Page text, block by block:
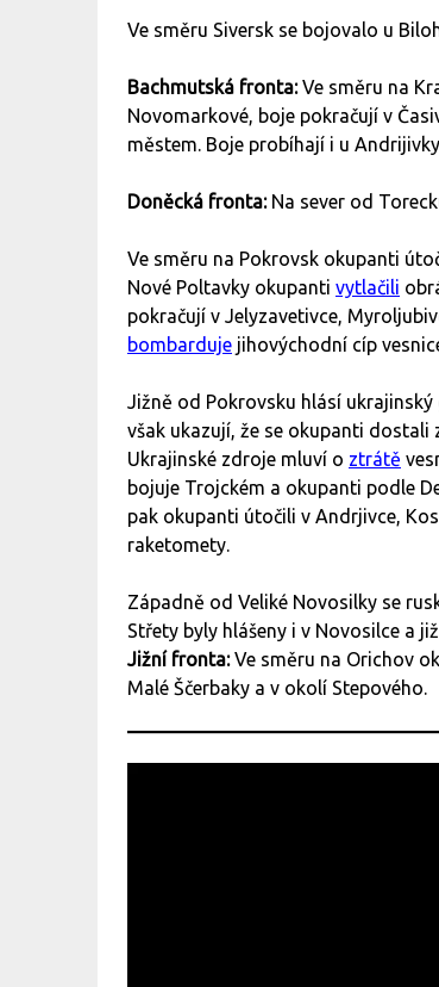
Ve směru Siversk se bojovalo u
Bachmutská fronta:Ve směru na
Novomarkové, boje pokračují v
městem. Boje probíhají i u
Doněcká fronta: Na sever od
Ve směru na Pokrovsk okupanti
Nové Poltavky okupanti vytlačili
pokračují v Jelyzavetivce,
bombarduje jihovýchodní cíp
Jižně od Pokrovsku hlásí
však ukazují, že se okupanti
Ukrajinské zdroje mluví o ztrátě
bojuje Trojckém a okupanti podle
pak okupanti útočili v Andrjivce,
raketomety.
Západně od Veliké Novosilky se
Střety byly hlášeny i v Novosilce a
Jižní fronta:Ve směru na Orichov
Malé Ščerbaky a v okolí Stepového.